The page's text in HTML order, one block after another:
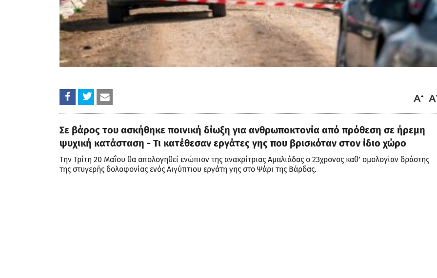
Σε βάρος του ασκήθηκε ποινική δίωξη για ανθρωποκτονία από πρόθεση σε ήρεμη
ψυχική κατάσταση - Τι κατέθεσαν εργάτες γης που βρισκόταν στον ίδιο χώρο
Την Τρίτη 20 Μαΐου θα απολογηθεί ενώπιον της ανακρίτριας Αμαλιάδας ο 23χρονος καθ’ ομολογίαν δράστης
της στυγερής δολοφονίας ενός Αιγύπτιου εργάτη γης στο Ψάρι της Βάρδας.